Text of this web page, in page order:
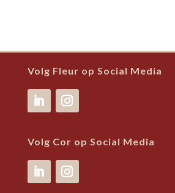
Volg Fleur op Social Media
Volg Cor op Social Media